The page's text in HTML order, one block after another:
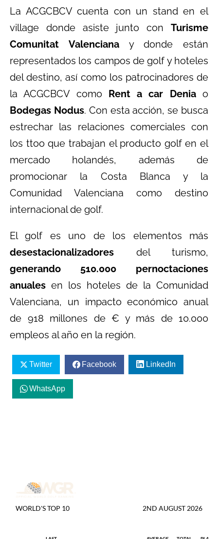
La ACGCBCV cuenta con un stand en el
village donde asiste junto con Turisme
Comunitat Valencianay donde están
representados los campos de golf y hoteles
del destino, así como los patrocinadores de
la ACGCBCV como Rent a car Deniao
Bodegas Nodus. Con esta acción, se busca
estrechar las relaciones comerciales con
los ttoo que trabajan el producto golf en el
mercado holandés, además de
promocionar la Costa Blanca y la
Comunidad Valenciana como destino
internacional de golf.
El golf es uno de los elementos más
desestacionalizadores del turismo,
generando 510.000 pernoctaciones
anuales en los hoteles de la Comunidad
Valenciana, un impacto económico anual
de 918 millones de € y más de 10.000
empleos al año en la región.
Twitter Facebook LinkedIn
WhatsApp